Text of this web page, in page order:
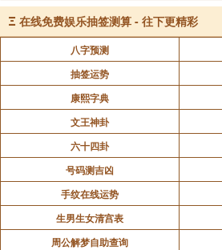
来会造成中气塌陷。肝虚导致肾
疾病。乙肝病毒携带者，是由于
虚弱了，也就是说秩序太乱了，
了。也就是说乙肝的病毒已经到
处于最薄弱的时候就形成成肝炎
来40%——60%的肝硬化。聪明的
地、人之间的关系!
三、睡眠的方法
Ξ 在线免费娱乐抽签测算 - 往下更精彩
八字预测
抽签运势
康熙字典
文王神卦
六十四卦
号码测吉凶
手纹在线运势
生男生女清宫表
周公解梦自助查询